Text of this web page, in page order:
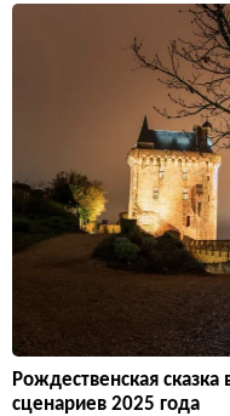
Рождественская
сценариев 2025 года